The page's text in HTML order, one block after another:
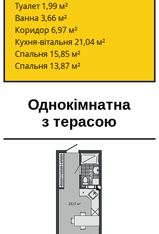
Туалет 1,99 м²
Ванна 3,66 м²
Коридор 6,97 м²
Кухня-вітальня 21,04 м²
Спальня 15,85 м²
Спальня 13,87 м²
Однокімнатна
з терасою